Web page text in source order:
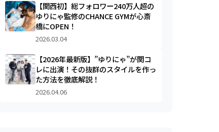
【関西初】総フォロワー240万人超の
ゆりにゃ監修のCHANCE GYMが心斎
橋にOPEN！
2026.03.04
【2026年最新版】”ゆりにゃ”が関コ
レに出演！その抜群のスタイルを作っ
た方法を徹底解説！
2026.04.06